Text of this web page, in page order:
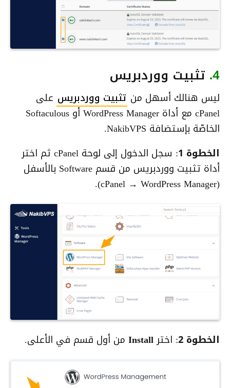
4. تثبيت ووردبريس
ليس هنالك أسهل من تثبيت ووردبريس على
cPanel مع أداة WordPress Manager أو Softaculous
الخاصّة بإستضافة NakibVPS.
الخطوة 1
: سجل الدخول إلى لوحة cPanel ثم اختر
أداة تثبيت ووردبريس من قسم Software بالأسفل
(cPanel → WordPress Manager).
الخطوة 2 : اخترInstall من أول قسم في الأعلى.